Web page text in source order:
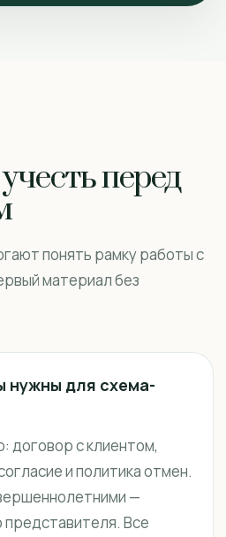
перед
понять рамку работы с
материал без
нужны для схема-
договор с клиентом,
и политика отмен.
—
представителя. Все